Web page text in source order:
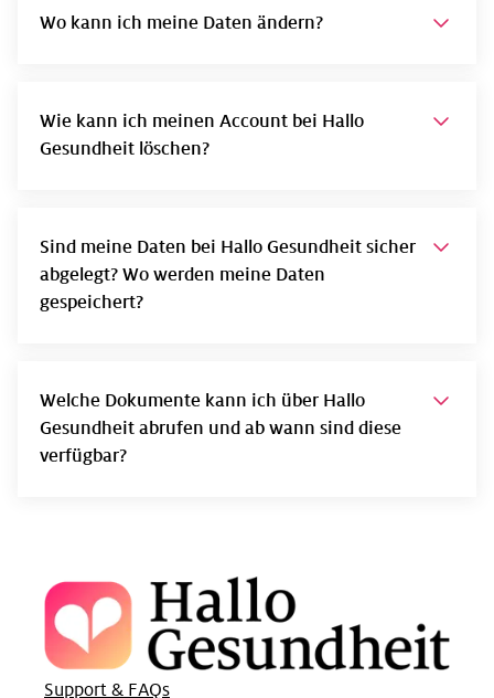
Wo kann ich meine Daten ändern?
Wie kann ich meinen Account bei Hallo
Gesundheit löschen?
Sind meine Daten bei Hallo Gesundheit sicher
abgelegt? Wo werden meine Daten
gespeichert?
Welche Dokumente kann ich über Hallo
Gesundheit abrufen und ab wann sind diese
verfügbar?
Support & FAQs